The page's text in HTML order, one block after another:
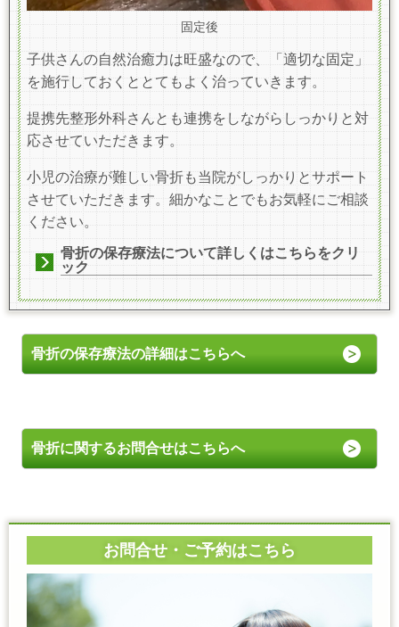
固定後
子供さんの自然治癒力は旺盛なので、「適切な固定」
を施行しておくととてもよく治っていきます。
提携先整形外科さんとも連携をしながらしっかりと対
応させていただきます。
小児の治療が難しい骨折も当院がしっかりとサポート
させていただきます。細かなことでもお気軽にご相談
ください。
骨折の保存療法について詳しくはこちらをクリ
ック
骨折の保存療法の詳細はこちらへ
骨折に関するお問合せはこちらへ
お問合せ・ご予約はこちら